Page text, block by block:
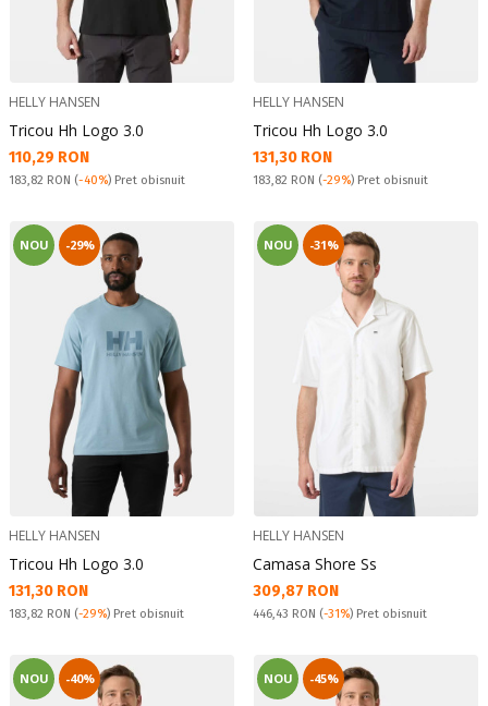
HELLY HANSEN
Tricou Hh Logo 3.0
Текуща цена:
110,29 RON
Pret obisnuit:
183,82 RON (-40%) Pret obisnuit
HELLY HANSEN
Tricou Hh Logo 3.0
Текуща цена:
131,30 RON
Pret obisnuit:
183,82 RON (-29%) Pret obisnuit
NOU -29%
HELLY HANSEN
Tricou Hh Logo 3.0
Текуща цена:
131,30 RON
Pret obisnuit:
183,82 RON (-29%) Pret obisnuit
NOU -31%
HELLY HANSEN
Camasa Shore Ss
Текуща цена:
309,87 RON
Pret obisnuit:
446,43 RON (-31%) Pret obisnuit
NOU -40% NOU -45%